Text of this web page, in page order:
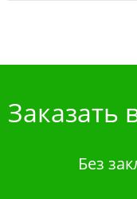
Заказать
Без